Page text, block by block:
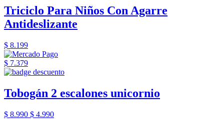
Triciclo Para Niños Con Agarre
Antideslizante
$ 8.199
$ 7.379
Tobogán 2 escalones unicornio
$ 8.990 $ 4.990